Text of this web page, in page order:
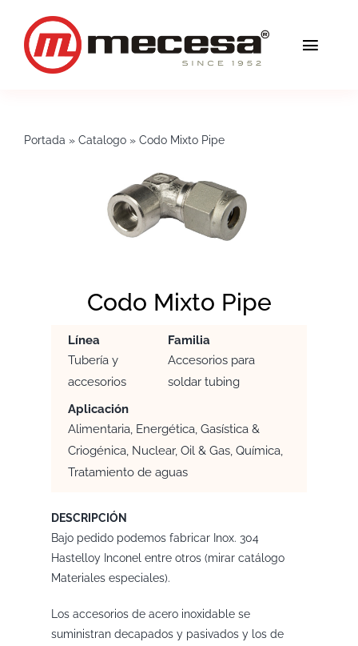
contenido
Calidad
Portada » Catalogo» Codo Mixto Pipe
Codo Mixto Pipe
Línea
Familia
Tubería y
accesorios
Accesorios para
soldar tubing
Aplicación
Alimentaria, Energética, Gasística &
Criogénica, Nuclear, Oil & Gas, Química,
Tratamiento de aguas
DESCRIPCIÓN
Bajo pedido podemos fabricar Inox. 304
Hastelloy Inconel entre otros (mirar catálogo
Materiales especiales).
Los accesorios de acero inoxidable se
suministran decapados y pasivados y los de